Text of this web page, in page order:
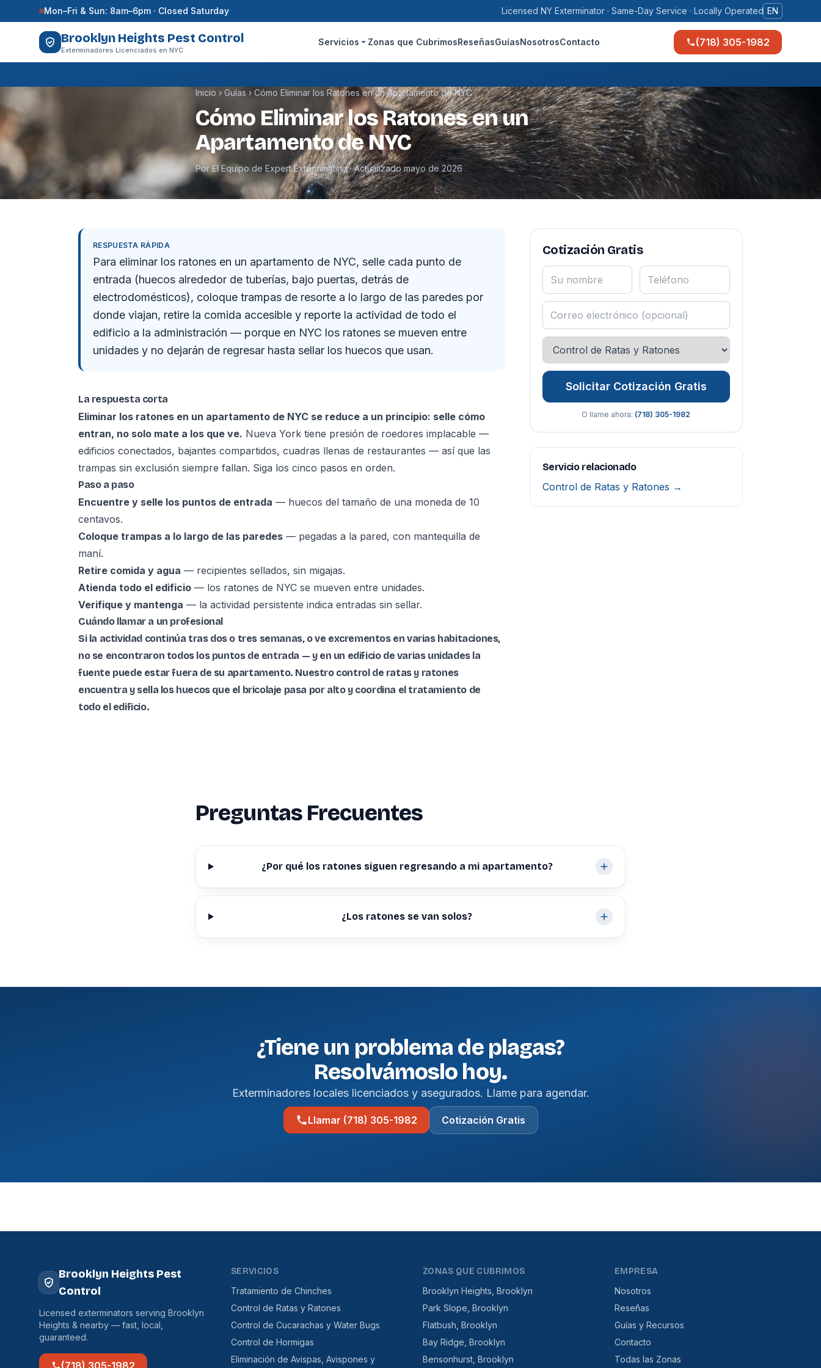
Saltar al contenidoMon–Fri & Sun: 8am–6pm · Closed Saturday Licensed NY Exterminator · Same-Day Service · Locally Operated EN
Brooklyn Heights Pest Control
Exterminadores Licenciados en NYC
Servicios Zonas que CubrimosReseñasGuíasNosotrosContacto (718) 305-1982
Inicio › Guías › Cómo Eliminar los Ratones en un Apartamento de NYC
Cómo Eliminar los Ratones en un
Apartamento de NYC
Por El Equipo de Expert Exterminating · Actualizado mayo de 2026
RESPUESTA RÁPIDA
Para eliminar los ratones en un apartamento de NYC, selle cada punto de
entrada (huecos alrededor de tuberías, bajo puertas, detrás de
electrodomésticos), coloque trampas de resorte a lo largo de las paredes por
donde viajan, retire la comida accesible y reporte la actividad de todo el
edificio a la administración — porque en NYC los ratones se mueven entre
unidades y no dejarán de regresar hasta sellar los huecos que usan.
La respuesta corta
Eliminar los ratones en un apartamento de NYC se reduce a un principio: selle cómo
entran, no solo mate a los que ve. Nueva York tiene presión de roedores implacable —
edificios conectados, bajantes compartidos, cuadras llenas de restaurantes — así que las
trampas sin exclusión siempre fallan. Siga los cinco pasos en orden.
Paso a paso
Encuentre y selle los puntos de entrada — huecos del tamaño de una moneda de 10
centavos.
Coloque trampas a lo largo de las paredes — pegadas a la pared, con mantequilla de
maní.
Retire comida y agua — recipientes sellados, sin migajas.
Atienda todo el edificio — los ratones de NYC se mueven entre unidades.
Verifique y mantenga — la actividad persistente indica entradas sin sellar.
Cuándo llamar a un profesional
Si la actividad continúa tras dos o tres semanas, o ve excrementos en varias habitaciones,
no se encontraron todos los puntos de entrada — y en un edificio de varias unidades la
fuente puede estar fuera de su apartamento. Nuestro control de ratas y ratones
encuentra y sella los huecos que el bricolaje pasa por alto y coordina el tratamiento de
todo el edificio.
Cotización Gratis
Solicitar Cotización Gratis
O llame ahora: (718) 305-1982
Servicio relacionado
Control de Ratas y Ratones →
Preguntas Frecuentes
¿Por qué los ratones siguen regresando a mi apartamento?
¿Los ratones se van solos?
¿Tiene un problema de plagas?
Resolvámoslo hoy.
Exterminadores locales licenciados y asegurados. Llame para agendar.
Llamar (718) 305-1982 Cotización Gratis
Brooklyn Heights Pest
Control
Licensed exterminators serving Brooklyn
Heights & nearby — fast, local,
guaranteed.
(718) 305-1982
SERVICIOS
Tratamiento de Chinches
Control de Ratas y Ratones
Control de Cucarachas y Water Bugs
Control de Hormigas
Eliminación de Avispas, Avispones y
ZONAS QUE CUBRIMOS
Brooklyn Heights, Brooklyn
Park Slope, Brooklyn
Flatbush, Brooklyn
Bay Ridge, Brooklyn
Bensonhurst, Brooklyn
EMPRESA
Nosotros
Reseñas
Guías y Recursos
Contacto
Todas las Zonas